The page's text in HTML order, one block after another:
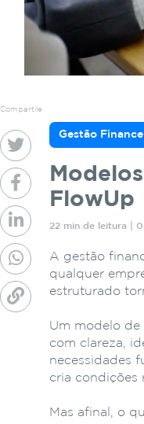
Compartile
Gestão
FlowUp
22 min de leitura |
A gestão
qualquer
estruturado
Um modelo de
com clareza,
necessidades
cria condições
Mas afinal, o